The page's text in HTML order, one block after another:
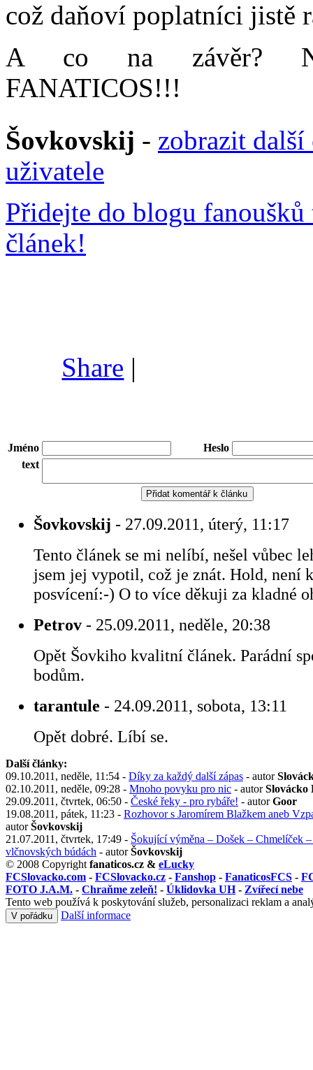
což daňoví poplatníci jistě
A co na závěr?
FANATICOS!!!
Šovkovskij - zobrazit
uživatele
Přidejte do blogu fanoušků
článek!
Share |
Jméno
Heslo
text
Šovkovskij - 27.09.2011, úterý, 11:17
Tento článek se mi nelíbí, nešel vůbec
jsem jej vypotil, což je znát. Hold, není
posvícení:-) O to více děkuji za kladné
Petrov - 25.09.2011, neděle, 20:38
Opět Šovkiho kvalitní článek. Parádní
bodům.
tarantule - 24.09.2011, sobota, 13:11
Opět dobré. Líbí se.
Další články:
09.10.2011, neděle, 11:54 - Díky za každý další zápas - autor
02.10.2011, neděle, 09:28 - Mnoho povyku pro nic - autorSlovácko
29.09.2011, čtvrtek, 06:50 - České řeky - pro rybáře! - autorGoor
19.08.2011, pátek, 11:23 - Rozhovor s Jaromírem Blažkem aneb
autorŠovkovskij
21.07.2011, čtvrtek, 17:49 - Šokující výměna – Došek – Chmelíček
vlčnovských búdách - autorŠovkovskij
© 2008 Copyright fanaticos.cz & eLucky
FCSlovacko.com - FCSlovacko.cz - Fanshop - FanaticosFCS -
FOTO J.A.M. - Chraňme zeleň! - Úklidovka UH- Zvířecí nebe
Tento web používá k poskytování služeb, personalizaci reklam a
V pořádku Další informace